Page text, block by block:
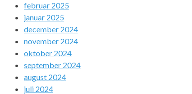
februar 2025
januar 2025
december 2024
november 2024
oktober 2024
september 2024
august 2024
juli 2024